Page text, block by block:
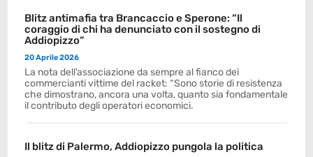
Blitz antimafia tra Brancaccio e Sperone: “Il
coraggio di chi ha denunciato con il sostegno di
Addiopizzo”
20 Aprile 2026
La nota dell’associazione da sempre al fianco dei
commercianti vittime del racket: “Sono storie di resistenza
che dimostrano, ancora una volta, quanto sia fondamentale
il contributo degli operatori economici.
Il blitz di Palermo, Addiopizzo pungola la politica